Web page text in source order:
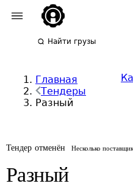
Найти грузы
Главная
Тендеры
Разный
Тендер отменён Несколько
Разный